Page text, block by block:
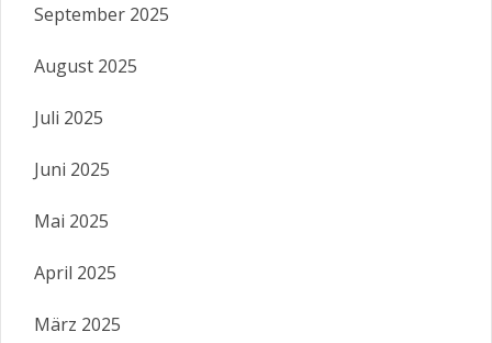
September 2025
August 2025
Juli 2025
Juni 2025
Mai 2025
April 2025
März 2025